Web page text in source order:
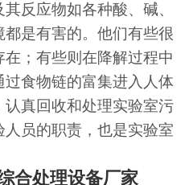
反应物如各种酸、碱、
是有害的。他们有些很
；有些则在降解过程中
食物链的富集进入人体
真回收和处理实验室污
员的职责，也是实验室
合处理设备厂家